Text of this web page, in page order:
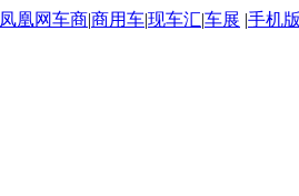
凤凰网车商|商用车|现车汇|车展 |手机版